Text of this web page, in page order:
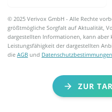
© 2025 Verivox GmbH - Alle Rechte
größtmögliche Sorgfalt auf Aktualität,
dargestellten Informationen, kann aber
Leistungsfähigkeit der dargestellten
dieAGB und Datenschutzbestimmungen
ZUR